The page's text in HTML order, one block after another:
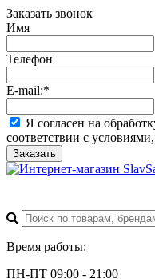
Заказать звонок
Имя
Телефон
E-mail:*
Я согласен на
соответствии с
Заказать
Время работы:
ПН-ПТ 09:00 - 21:00